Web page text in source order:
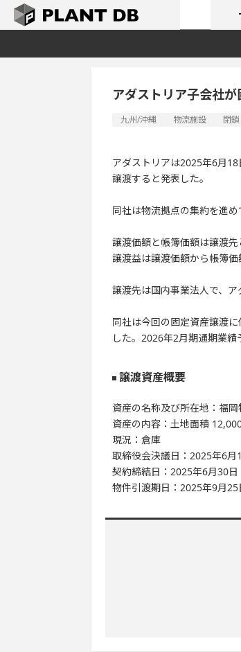
アダストリア子会社
九州/沖縄 物流施設 閉
アダストリアは2025年6月
譲渡すると発表した。
同社は物流拠点の集約を進
譲渡価額と帳簿価額は譲渡
譲渡益は譲渡価額から帳簿
譲渡先は国内事業法人で、ア
同社は今回の固定資産譲渡
した。2026年2月期通期業績
譲渡資産概要
資産の名称及び所在地：福岡
資産の内容：土地面積
現況：倉庫
取締役会決議日：2025年6月
契約締結日：2025年6月30日
物件引渡期日：2025年9月25